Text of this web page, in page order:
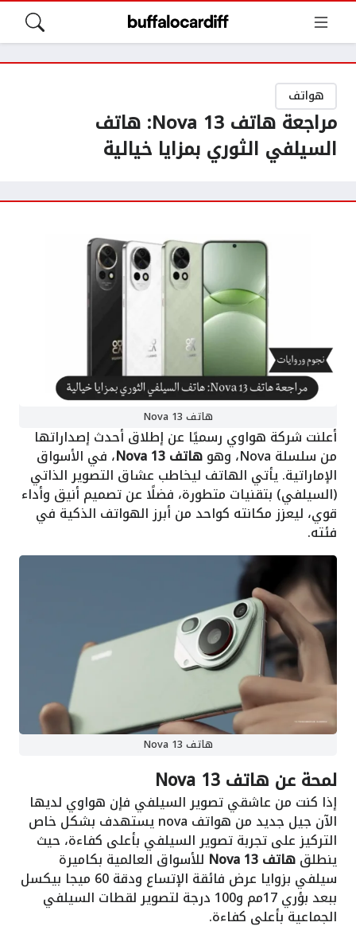
هواتف
مراجعة هاتف Nova 13: هاتف
السيلفي الثوري بمزايا خيالية
هاتف Nova 13
أعلنت شركة هواوي رسميًا عن إطلاق أحدث إصداراتها
من سلسلة Nova، وهو هاتف Nova 13 ، في الأسواق
الإماراتية. يأتي الهاتف ليخاطب عشاق التصوير الذاتي
(السيلفي) بتقنيات متطورة، فضلًا عن تصميم أنيق وأداء
قوي، ليعزز مكانته كواحد من أبرز الهواتف الذكية في
فئته.
هاتف Nova 13
لمحة عن هاتف Nova 13
إذا كنت من عاشقي تصوير السيلفي فإن هواوي لديها
الآن جيل جديد من هواتف nova يستهدف بشكل خاص
التركيز على تجربة تصوير السيلفي بأعلى كفاءة، حيث
ينطلقهاتف Nova 13 للأسواق العالمية بكاميرة
سيلفي بزوايا عرض فائقة الإتساع ودقة 60 ميجا بيكسل
ببعد بؤري 17مم و100 درجة لتصوير لقطات السيلفي
الجماعية بأعلى كفاءة.